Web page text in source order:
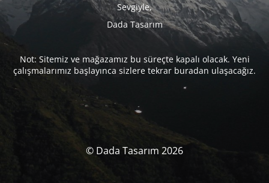
Sevgiyle,
Dada Tasarım
Not: Sitemiz ve mağazamız bu süreçte kapalı olacak. Yeni
çalışmalarımız başlayınca sizlere tekrar buradan ulaşacağız.
© Dada Tasarım 2026